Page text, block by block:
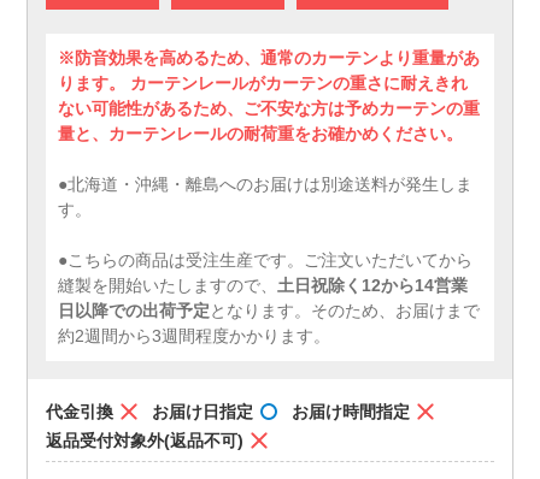
※防音効果を高めるため、通常のカーテンより重量があ
ります。 カーテンレールがカーテンの重さに耐えきれ
ない可能性があるため、ご不安な方は予めカーテンの重
量と、カーテンレールの耐荷重をお確かめください。
●北海道・沖縄・離島へのお届けは別途送料が発生しま
す。
●こちらの商品は受注生産です。ご注文いただいてから
縫製を開始いたしますので、土日祝除く12から14営業
日以降での出荷予定となります。そのため、お届けまで
約2週間から3週間程度かかります。
代金引換 お届け日指定
お届け時間指定
返品受付対象外(返品不可)